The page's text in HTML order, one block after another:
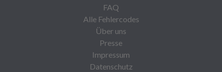
FAQ
Alle Fehlercodes
Über uns
Presse
Impressum
Datenschutz